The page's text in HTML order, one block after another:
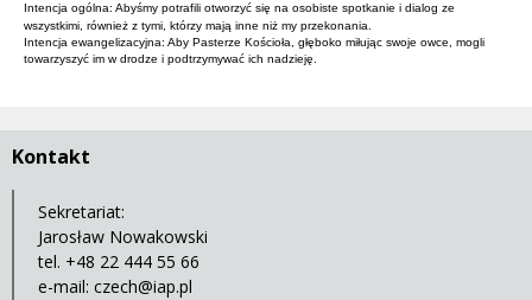
Intencja ogólna: Abyśmy potrafili otworzyć się na osobiste spotkanie i dialog ze
wszystkimi, również z tymi, którzy mają inne niż my przekonania.
Intencja ewangelizacyjna: Aby Pasterze Kościoła, głęboko miłując swoje owce, mogli
towarzyszyć im w drodze i podtrzymywać ich nadzieję.
Kontakt
Sekretariat:
Jarosław Nowakowski
tel. +48 22 444 55 66
e-mail: czech@iap.pl